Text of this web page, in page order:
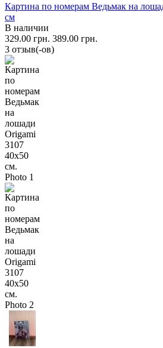
Картина по номерам Ведьмак на
см
В наличии
329.00 грн. 389.00 грн.
3 отзыв(-ов)